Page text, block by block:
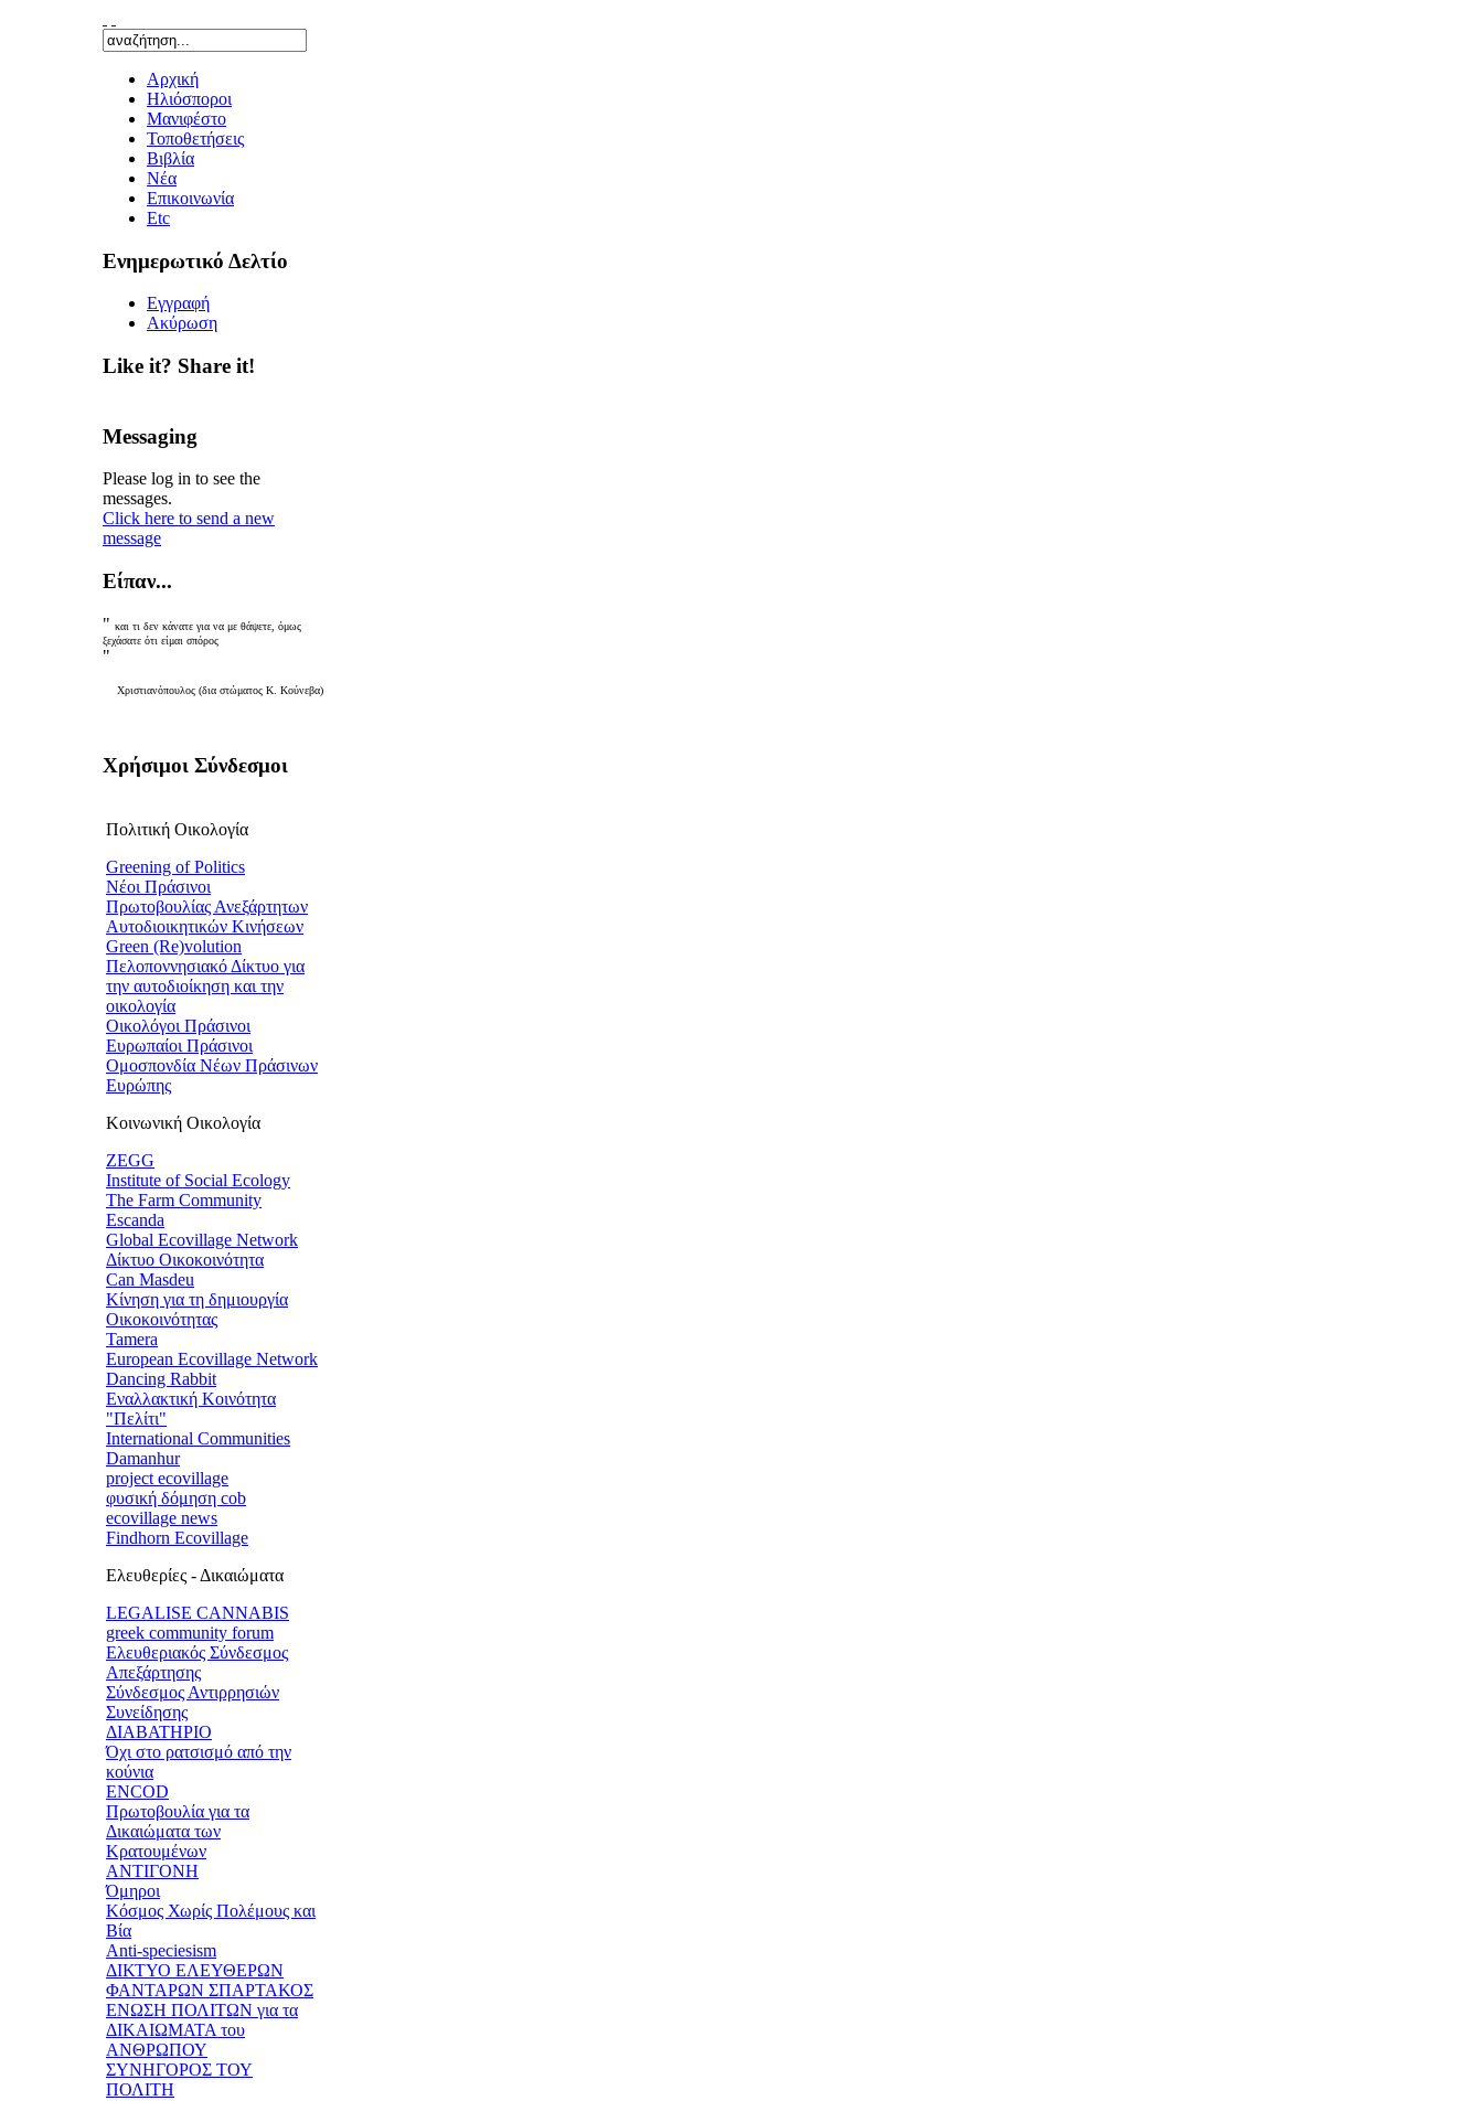
Αρχική
Ηλιόσποροι
Μανιφέστο
Τοποθετήσεις
Bιβλία
Νέα
Επικοινωνία
Etc
Ενημερωτικό Δελτίο
Εγγραφή
Ακύρωση
Like it? Share it!
Messaging
Please log in to see the
messages.
Click here to send a new
message
Είπαν...
" και τι δεν κάνατε για να με θάψετε, όμως
ξεχάσατε ότι είμαι σπόρος
"
Χριστιανόπουλος (δια στώματος Κ. Κούνεβα)
Χρήσιμοι Σύνδεσμοι
Πολιτική Οικολογία
Greening of Politics
Νέοι Πράσινοι
Πρωτοβουλίας Ανεξάρτητων
Αυτοδιοικητικών Κινήσεων
Green (Re)volution
Πελοποννησιακό Δίκτυο για
την αυτοδιοίκηση και την
οικολογία
Οικολόγοι Πράσινοι
Ευρωπαίοι Πράσινοι
Ομοσπονδία Νέων Πράσινων
Ευρώπης
Κοινωνική Οικολογία
ZEGG
Institute of Social Ecology
The Farm Community
Escanda
Global Ecovillage Network
Δίκτυο Οικοκοινότητα
Can Masdeu
Κίνηση για τη δημιουργία
Οικοκοινότητας
Tamera
European Ecovillage Network
Dancing Rabbit
Εναλλακτική Κοινότητα
"Πελίτι"
International Communities
Damanhur
project ecovillage
φυσική δόμηση cob
ecovillage news
Findhorn Ecovillage
Ελευθερίες - Δικαιώματα
LEGALISE CANNABIS
greek community forum
Ελευθεριακός Σύνδεσμος
Απεξάρτησης
Σύνδεσμος Αντιρρησιών
Συνείδησης
ΔΙΑΒΑΤΗΡΙΟ
Όχι στο ρατσισμό από την
κούνια
ENCOD
Πρωτοβουλία για τα
Δικαιώματα των
Κρατουμένων
ΑΝΤΙΓΟΝΗ
Όμηροι
Κόσμος Χωρίς Πολέμους και
Βία
Anti-speciesism
ΔΙΚΤΥΟ ΕΛΕΥΘΕΡΩΝ
ΦΑΝΤΑΡΩΝ ΣΠΑΡΤΑΚΟΣ
ΕΝΩΣΗ ΠΟΛΙΤΩΝ για τα
ΔΙΚΑΙΩΜΑΤΑ του
ΑΝΘΡΩΠΟΥ
ΣΥΝΗΓΟΡΟΣ ΤΟΥ
ΠΟΛΙΤΗ